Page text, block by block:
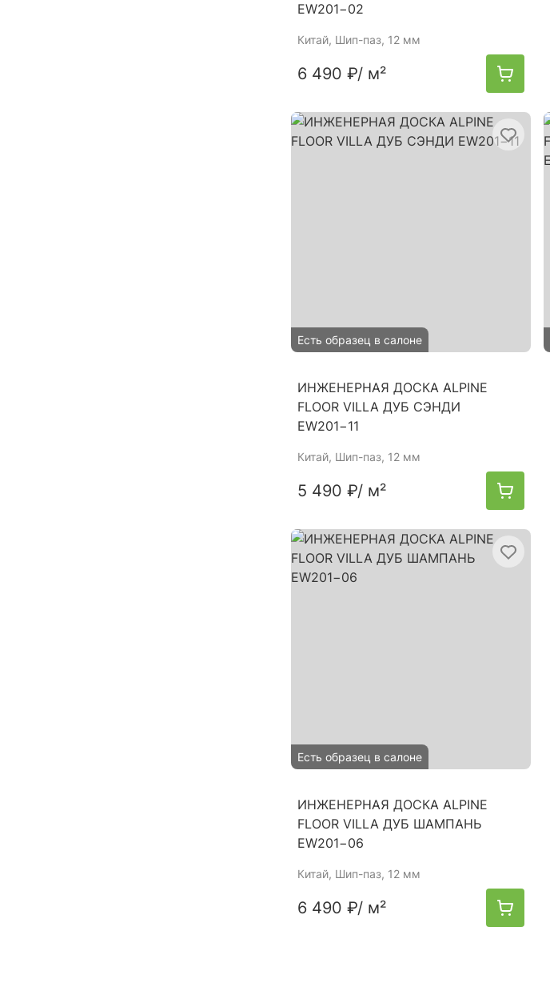
EW201−02
Китай, Шип-паз, 12 мм
6 490 ₽/ м²
Есть образец в салоне
ИНЖЕНЕРНАЯ ДОСКА ALPINE
FLOOR VILLA ДУБ СЭНДИ
EW201−11
Китай, Шип-паз, 12 мм
5 490 ₽/ м²
Есть образец в салоне
ИНЖЕНЕРНАЯ ДОСКА ALPINE
FLOOR VILLA ДУБ ШАМПАНЬ
EW201−06
Китай, Шип-паз, 12 мм
6 490 ₽/ м²